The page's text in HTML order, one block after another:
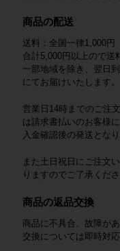
商品の配送
送料：全国一律1,000円
合計5,000円以上ので送
一部地域を除き、翌日
にてお届けいたします。
営業日14時までのご注
は請求書払いのお客様
入金確認後の発送となり
また土日祝日にご注文
りますのでご了承くださ
商品の返品交換
商品に不具合、故障が
交換については即時対応